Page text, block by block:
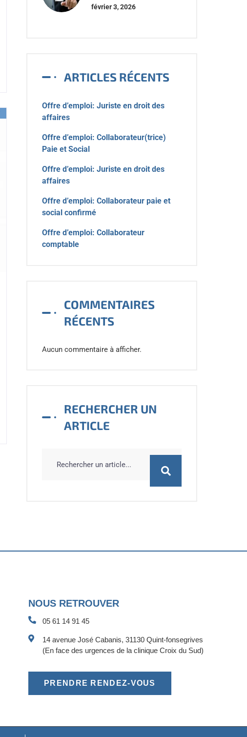
février 3, 2026
ARTICLES RÉCENTS
Offre d’emploi: Juriste en droit des
affaires
Offre d’emploi: Collaborateur(trice)
Paie et Social
Offre d’emploi: Juriste en droit des
affaires
Offre d’emploi: Collaborateur paie et
social confirmé
Offre d’emploi: Collaborateur
comptable
COMMENTAIRES
RÉCENTS
Aucun commentaire à afficher.
RECHERCHER UN
ARTICLE
NOUS RETROUVER
05 61 14 91 45
14 avenue José Cabanis, 31130 Quint-fonsegrives
(En face des urgences de la clinique Croix du Sud)
PRENDRE RENDEZ-VOUS